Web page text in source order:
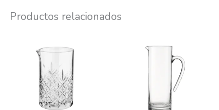
Productos relacionados